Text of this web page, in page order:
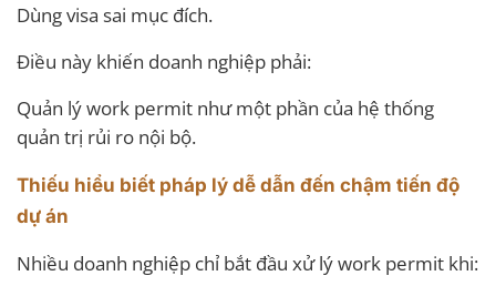
Dùng visa sai mục đích.
Điều này khiến doanh nghiệp phải:
Quản lý work permit như một phần của hệ thống
quản trị rủi ro nội bộ.
Thiếu hiểu biết pháp lý dễ dẫn đến chậm tiến độ
dự án
Nhiều doanh nghiệp chỉ bắt đầu xử lý work permit khi: